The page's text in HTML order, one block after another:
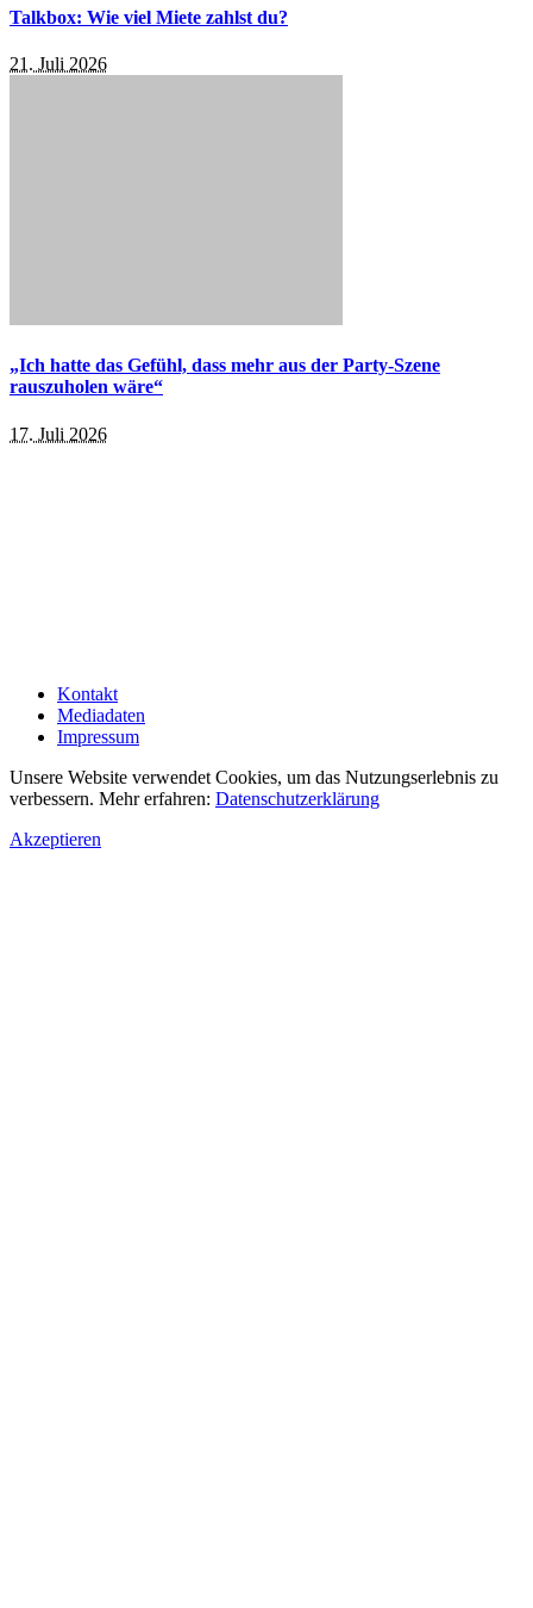
Talkbox: Wie viel Miete zahlst du?
21. Juli 2026
„Ich hatte das Gefühl, dass mehr aus der Party-Szene
rauszuholen wäre“
17. Juli 2026
Kontakt
Mediadaten
Impressum
Unsere Website verwendet Cookies, um das Nutzungserlebnis zu
verbessern. Mehr erfahren: Datenschutzerklärung
Akzeptieren